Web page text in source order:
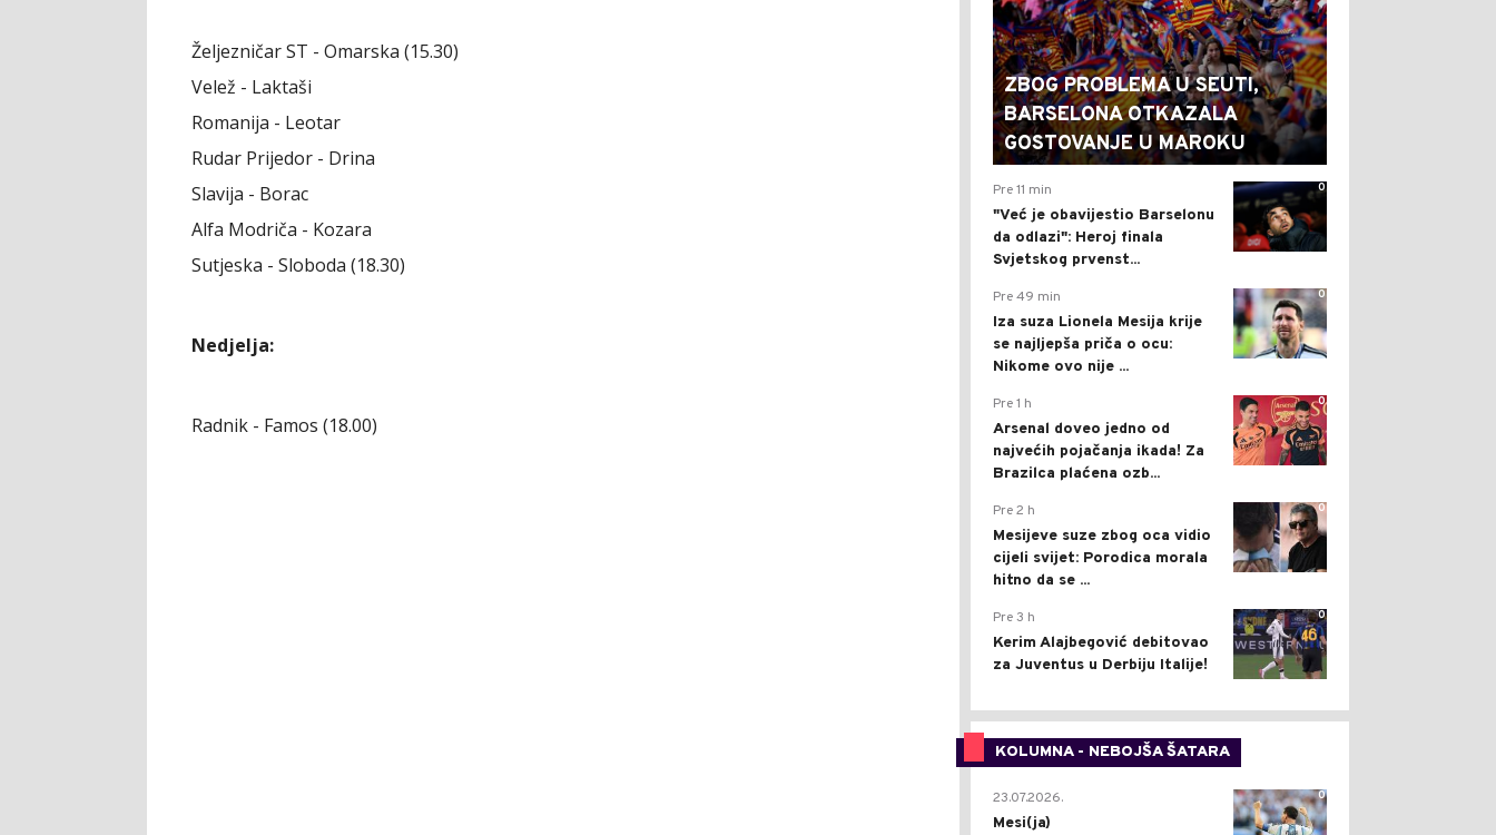
Željezničar ST - Omarska (15.30)
Velež - Laktaši
Romanija - Leotar
Rudar Prijedor - Drina
Slavija - Borac
Alfa Modriča - Kozara
Sutjeska - Sloboda (18.30)
Nedjelja:
Radnik - Famos (18.00)
ZBOG PROBLEMA U SEUTI,
BARSELONA OTKAZALA
GOSTOVANJE U MAROKU
0
Pre 11 min
"Već je obavijestio Barselonu
da odlazi": Heroj finala
Svjetskog prvenst...
0
Pre 49 min
Iza suza Lionela Mesija krije
se najljepša priča o ocu:
Nikome ovo nije ...
0
Pre 1 h
Arsenal doveo jedno od
najvećih pojačanja ikada! Za
Brazilca plaćena ozb...
0
Pre 2 h
Mesijeve suze zbog oca vidio
cijeli svijet: Porodica morala
hitno da se ...
0
Pre 3 h
Kerim Alajbegović debitovao
za Juventus u Derbiju Italije!
KOLUMNA - NEBOJŠA ŠATARA
0
23.07.2026.
Mesi(ja)